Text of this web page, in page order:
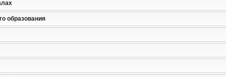
образования